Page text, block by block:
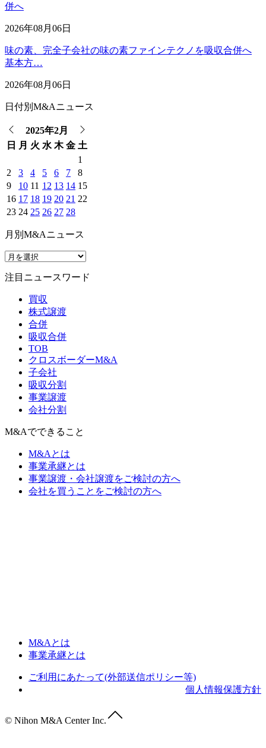
併へ
2026年08月06日
味の素、完全子会社の味の素ファインテクノを吸収合併へ
基本方…
2026年08月06日
日付別M&Aニュース
2025年2月
日
月 火 水 木 金 土
1
2
3 4 5 6 7
8
9
10 11 12 13 14 15
16 17 18 19 20 21 22
23 24 25 26 27 28
月別M&Aニュース
注目ニュースワード
買収
株式譲渡
合併
吸収合併
TOB
クロスボーダーM&A
子会社
吸収分割
事業譲渡
会社分割
M&Aでできること
M&Aとは
事業承継とは
事業譲渡・会社譲渡をご検討の方へ
会社を買うことをご検討の方へ
M&Aとは
事業承継とは
ご利用にあたって(外部送信ポリシー等)
個人情報保護方針
© Nihon M&A Center Inc.